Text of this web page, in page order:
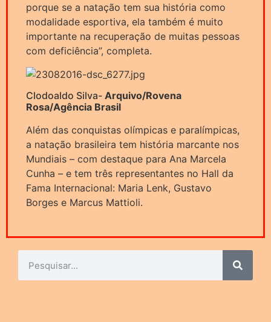
porque se a natação tem sua história como
modalidade esportiva, ela também é muito
importante na recuperação de muitas pessoas
com deficiência”, completa.
Clodoaldo Silva- Arquivo/Rovena
Rosa/Agência Brasil
Além das conquistas olímpicas e paralímpicas,
a natação brasileira tem história marcante nos
Mundiais – com destaque para Ana Marcela
Cunha – e tem três representantes no Hall da
Fama Internacional: Maria Lenk, Gustavo
Borges e Marcus Mattioli.